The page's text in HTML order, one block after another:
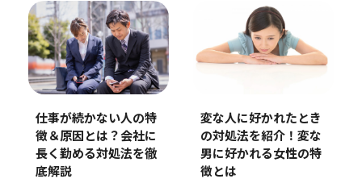
仕事が続かない人の特
徴＆原因とは？会社に
長く勤める対処法を徹
底解説
変な人に好かれたとき
の対処法を紹介！変な
男に好かれる女性の特
徴とは